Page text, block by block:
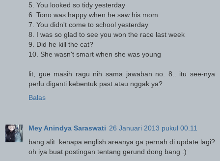
5. You looked so tidy yesterday
6. Tono was happy when he saw his mom
7. You didn't come to school yesterday
8. I was so glad to see you won the race last week
9. Did he kill the cat?
10. She wasn't smart when she was young
lit, gue masih ragu nih sama jawaban no. 8.. itu see-nya
perlu diganti kebentuk past atau nggak ya?
Balas
Mey Anindya Saraswati 26 Januari 2013 pukul 00.11
bang alit..kenapa english areanya ga pernah di update lagi?
oh iya buat postingan tentang gerund dong bang :)